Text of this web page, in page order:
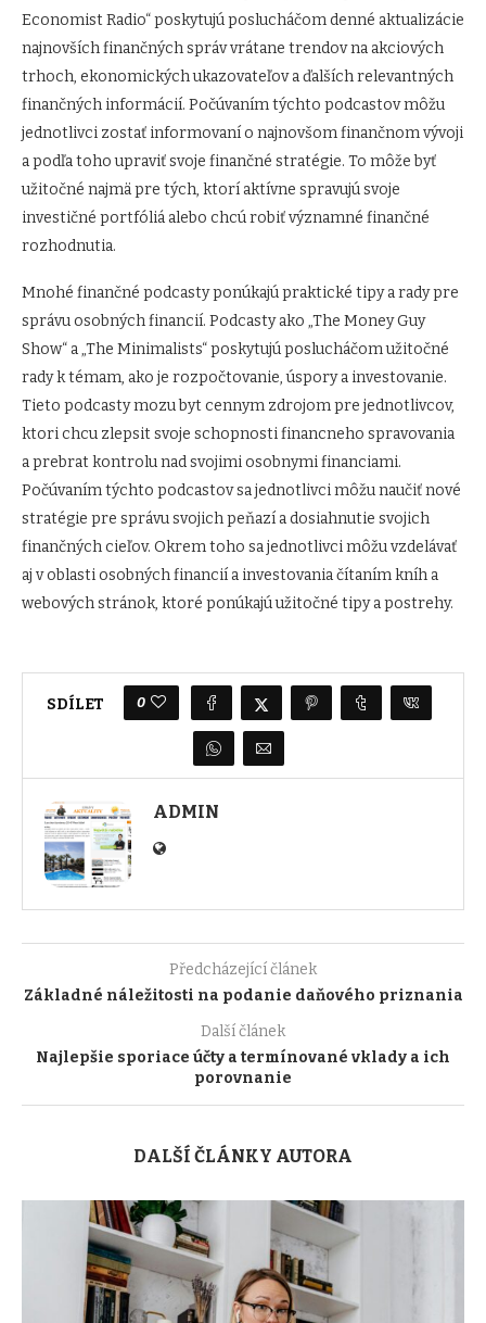
Economist Radio“ poskytujú poslucháčom denné aktualizácie
najnovších finančných správ vrátane trendov na akciových
trhoch, ekonomických ukazovateľov a ďalších relevantných
finančných informácií. Počúvaním týchto podcastov môžu
jednotlivci zostať informovaní o najnovšom finančnom vývoji
a podľa toho upraviť svoje finančné stratégie. To môže byť
užitočné najmä pre tých, ktorí aktívne spravujú svoje
investičné portfóliá alebo chcú robiť významné finančné
rozhodnutia.
Mnohé finančné podcasty ponúkajú praktické tipy a rady pre
správu osobných financií. Podcasty ako „The Money Guy
Show“ a „The Minimalists“ poskytujú poslucháčom užitočné
rady k témam, ako je rozpočtovanie, úspory a investovanie.
Tieto podcasty mozu byt cennym zdrojom pre jednotlivcov,
ktori chcu zlepsit svoje schopnosti financneho spravovania
a prebrat kontrolu nad svojimi osobnymi financiami.
Počúvaním týchto podcastov sa jednotlivci môžu naučiť nové
stratégie pre správu svojich peňazí a dosiahnutie svojich
finančných cieľov. Okrem toho sa jednotlivci môžu vzdelávať
aj v oblasti osobných financií a investovania čítaním kníh a
webových stránok, ktoré ponúkajú užitočné tipy a postrehy.
SDÍLET 0
ADMIN
Předcházející článek
Základné náležitosti na podanie daňového priznania
Další článek
Najlepšie sporiace účty a termínované vklady a ich
porovnanie
DALŠÍ ČLÁNKY AUTORA